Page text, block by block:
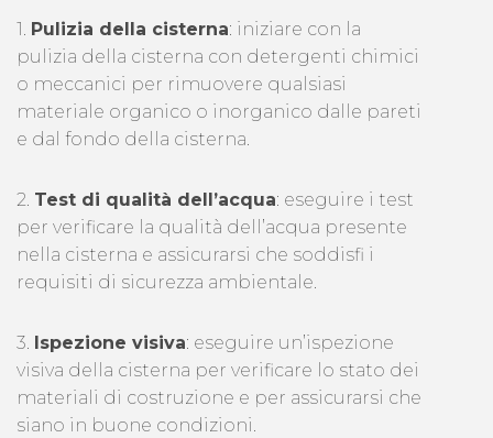
1. Pulizia della cisterna: iniziare con la
pulizia della cisterna con detergenti chimici
o meccanici per rimuovere qualsiasi
materiale organico o inorganico dalle pareti
e dal fondo della cisterna.
2. Test di qualità dell’acqua: eseguire i test
per verificare la qualità dell’acqua presente
nella cisterna e assicurarsi che soddisfi i
requisiti di sicurezza ambientale.
3. Ispezione visiva: eseguire un’ispezione
visiva della cisterna per verificare lo stato dei
materiali di costruzione e per assicurarsi che
siano in buone condizioni.